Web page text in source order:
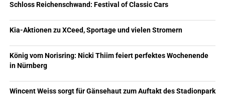
Schloss Reichenschwand: Festival of Classic Cars
Kia-Aktionen zu XCeed, Sportage und vielen Stromern
König vom Norisring: Nicki Thiim feiert perfektes Wochenende
in Nürnberg
Wincent Weiss sorgt für Gänsehaut zum Auftakt des Stadionpark